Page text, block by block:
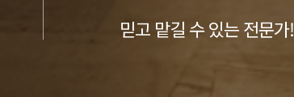
믿고 맡길 수 있는 전문가!